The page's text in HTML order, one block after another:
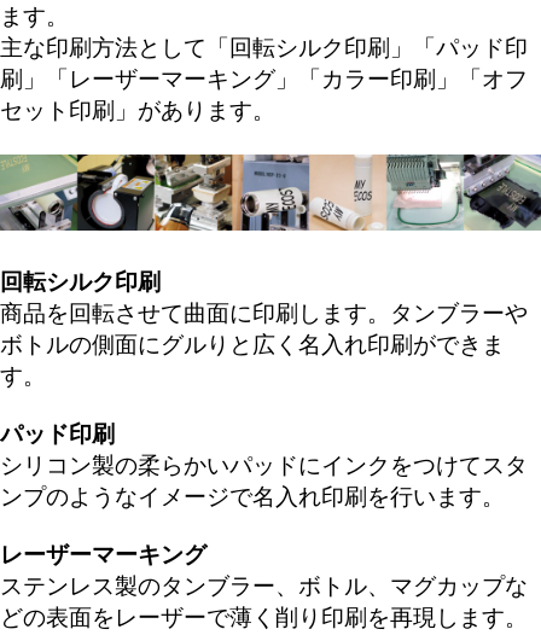
ます。
主な印刷方法として「 回転シルク印刷 」「 パッド印
刷 」「 レーザーマーキング」「 カラー印刷 」「 オフ
セット印刷 」があります。
回転シルク印刷
商品を回転させて曲面に印刷します。タンブラーや
ボトルの側面にグルりと広く名入れ印刷ができま
す。
パッド印刷
シリコン製の柔らかいパッドにインクをつけてスタ
ンプのようなイメージで名入れ印刷を行います。
レーザーマーキング
ステンレス製のタンブラー、ボトル、マグカップな
どの表面をレーザーで薄く削り印刷を再現します。